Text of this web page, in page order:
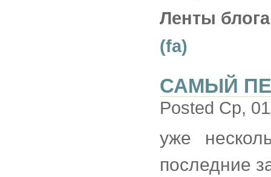
Ленты
(fa)
САМЫЙ
Posted Ср,
уже
последние